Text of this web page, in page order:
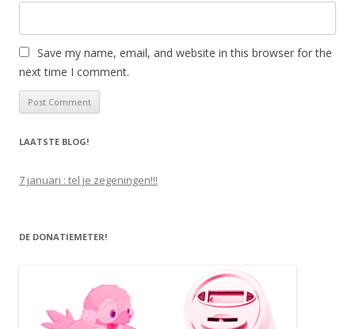
Save my name, email, and website in this browser for the
next time I comment.
LAATSTE BLOG!
7 januari : tel je zegeningen!!!
DE DONATIEMETER!